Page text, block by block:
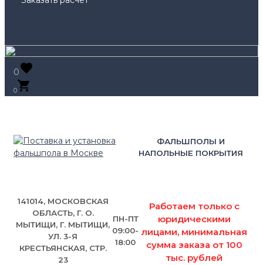
0
0
ФАЛЬШПОЛЫ И
НАПОЛЬНЫЕ ПОКРЫТИЯ
141014, МОСКОВСКАЯ
ОБЛАСТЬ, Г. О.
МЫТИЩИ, Г. МЫТИЩИ,
УЛ. 3-Я
КРЕСТЬЯНСКАЯ, СТР.
23
ПН-ПТ
09:00-
18:00
Работаем только с
юридическими
лицами, минимальная
сумма заказа от 100
тыс. рублей